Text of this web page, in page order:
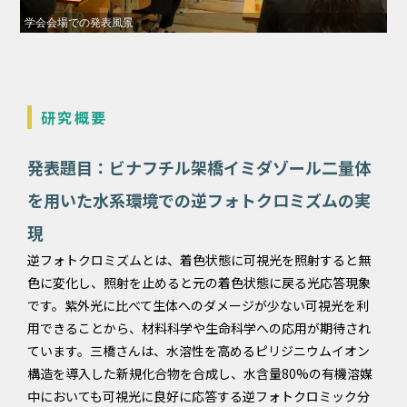
学会会場での発表風景
研究概要
発表題目：ビナフチル架橋イミダゾール二量体
を用いた水系環境での逆フォトクロミズムの実
現
逆フォトクロミズムとは、着色状態に可視光を照射すると無
色に変化し、照射を止めると元の着色状態に戻る光応答現象
です。紫外光に比べて生体へのダメージが少ない可視光を利
用できることから、材料科学や生命科学への応用が期待され
ています。三橋さんは、水溶性を高めるピリジニウムイオン
構造を導入した新規化合物を合成し、水含量80%の有機溶媒
中においても可視光に良好に応答する逆フォトクロミック分